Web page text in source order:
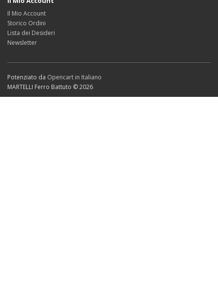
Il Mio Account
Storico Ordini
Lista dei Desideri
Newsletter
Potenziato da Opencart in Italiano
MARTELLI Ferro Battuto © 2026